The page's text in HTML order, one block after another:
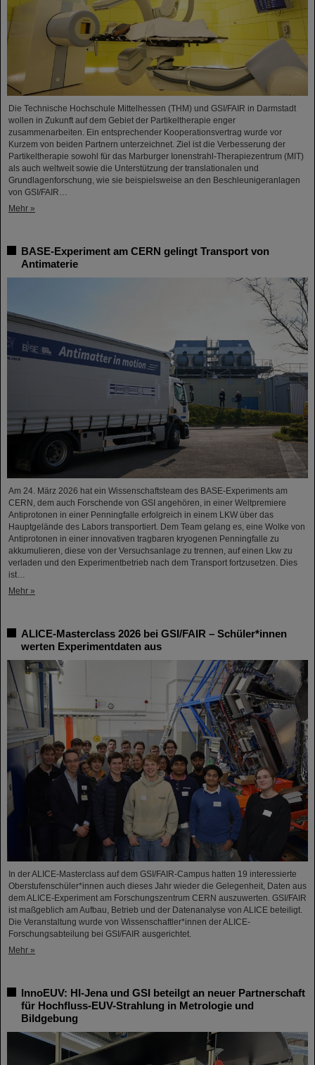
Die Technische Hochschule Mittelhessen (THM) und GSI/FAIR in Darmstadt
wollen in Zukunft auf dem Gebiet der Partikeltherapie enger
zusammenarbeiten. Ein entsprechender Kooperationsvertrag wurde vor
Kurzem von beiden Partnern unterzeichnet. Ziel ist die Verbesserung der
Partikeltherapie sowohl für das Marburger Ionenstrahl-Therapiezentrum (MIT)
als auch weltweit sowie die Unterstützung der translationalen und
Grundlagenforschung, wie sie beispielsweise an den Beschleunigeranlagen
von GSI/FAIR…
Mehr »
BASE-Experiment am CERN gelingt Transport von
Antimaterie
Am 24. März 2026 hat ein Wissenschaftsteam des BASE-Experiments am
CERN, dem auch Forschende von GSI angehören, in einer Weltpremiere
Antiprotonen in einer Penningfalle erfolgreich in einem LKW über das
Hauptgelände des Labors transportiert. Dem Team gelang es, eine Wolke von
Antiprotonen in einer innovativen tragbaren kryogenen Penningfalle zu
akkumulieren, diese von der Versuchsanlage zu trennen, auf einen Lkw zu
verladen und den Experimentbetrieb nach dem Transport fortzusetzen. Dies
ist…
Mehr »
ALICE-Masterclass 2026 bei GSI/FAIR – Schüler*innen
werten Experimentdaten aus
In der ALICE-Masterclass auf dem GSI/FAIR-Campus hatten 19 interessierte
Oberstufenschüler*innen auch dieses Jahr wieder die Gelegenheit, Daten aus
dem ALICE-Experiment am Forschungszentrum CERN auszuwerten. GSI/FAIR
ist maßgeblich am Aufbau, Betrieb und der Datenanalyse von ALICE beteiligt.
Die Veranstaltung wurde von Wissenschaftler*innen der ALICE-
Forschungsabteilung bei GSI/FAIR ausgerichtet.
Mehr »
InnoEUV: HI-Jena und GSI beteilgt an neuer Partnerschaft
für Hochfluss-EUV-Strahlung in Metrologie und
Bildgebung